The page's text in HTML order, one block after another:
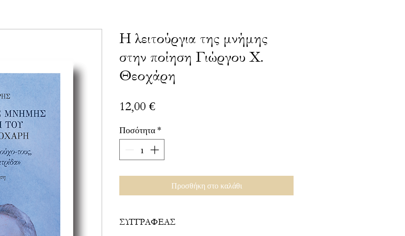
Η λειτούργια της μνήμης
στην ποίηση Γιώργου Χ.
Θεοχάρη
12,00 €Τιμή
Ποσότητα *
Προσθήκη στο καλάθι
ΣΥΓΓΡΑΦΕΑΣ